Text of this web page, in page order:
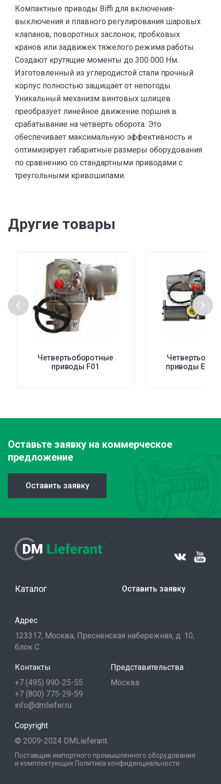
Компактные приводы Biffi для включения-
выключения и плавного регулирования шаровых
клапанов, поворотных заслонок, пробковых
кранов или задвижек тяжелого режима работы.
Создают крутящие моменты до 300 000 Нм.
Изготовленный из углеродистой стали прочный
корпус полностью защищает от непогоды.
Уникальный механизм винтовых шлицев
преобразует линейное движение поршня в
срабатывание на четверть оборота. Это
обеспечивает максимальную эффективность и
оптимизирует габаритные размеры оборудования
по сравнению со стандартными приводами с
треугольными кривошипами.
Другие товары
Четвертьоборотные
приводы F01 приводы EFS
Оставьте заявку на коммерческое
предложение
Оставить заявку
Каталог Оставить заявку
Адрес
123317, Москва, Пресненская набережная, д. 10,
блок С
Контакты
+7 (495) 990-25-55
+7 (800) 775-29-59
info@dmliefer.ru
Представительства
Москва
Copyright
© 2009-2024 DMLieferant.
Поставщик импортного промышленного оборудования
и комплектующих Политика конфиденциальности